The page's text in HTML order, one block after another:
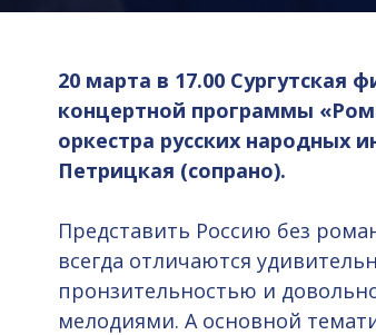
20 марта в 17.00 Сургутская
концертной программы
оркестра русских народных
Петрицкая (сопрано).
Представить Россию без
всегда отличаются
пронзительностью и
мелодиями. А основной